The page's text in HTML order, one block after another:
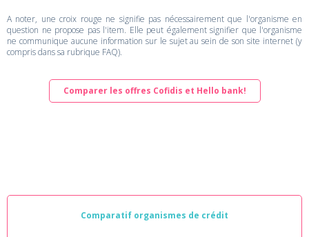
A noter, une croix rouge ne signifie pas nécessairement que l'organisme en
question ne propose pas l'item. Elle peut également signifier que l'organisme
ne communique aucune information sur le sujet au sein de son site internet (y
compris dans sa rubrique FAQ).
Comparer les offres Cofidis et Hello bank!
Comparatif organismes de crédit